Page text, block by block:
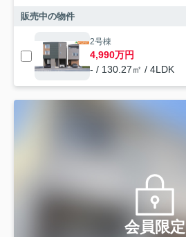
販売中の物件
2号棟
4,990万円
- / 130.27㎡ / 4LDK
会員限定